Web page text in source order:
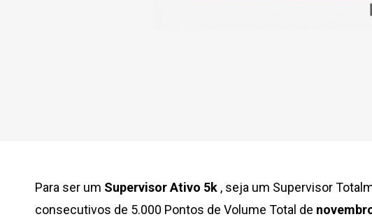
Para ser um Supervisor Ativo 5k , seja um Supervisor
consecutivos de 5.000 Pontos de Volume Total de